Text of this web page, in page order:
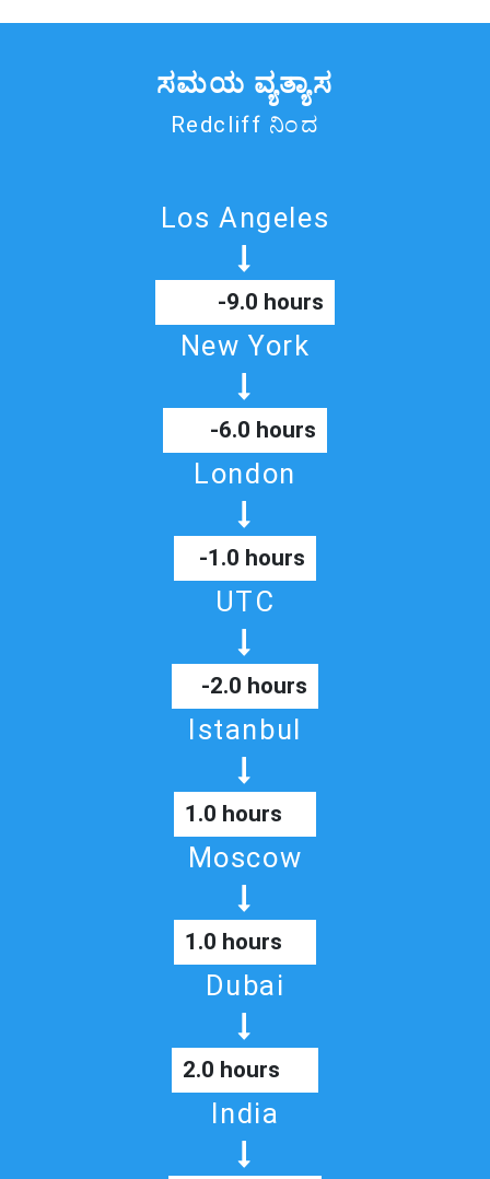
ಸಮಯ ವ್ಯತ್ಯಾಸ
Redcliff ನಿಂದ
Los Angeles
-9.0 hours
New York
-6.0 hours
London
-1.0 hours
UTC
-2.0 hours
Istanbul
1.0 hours
Moscow
1.0 hours
Dubai
2.0 hours
India